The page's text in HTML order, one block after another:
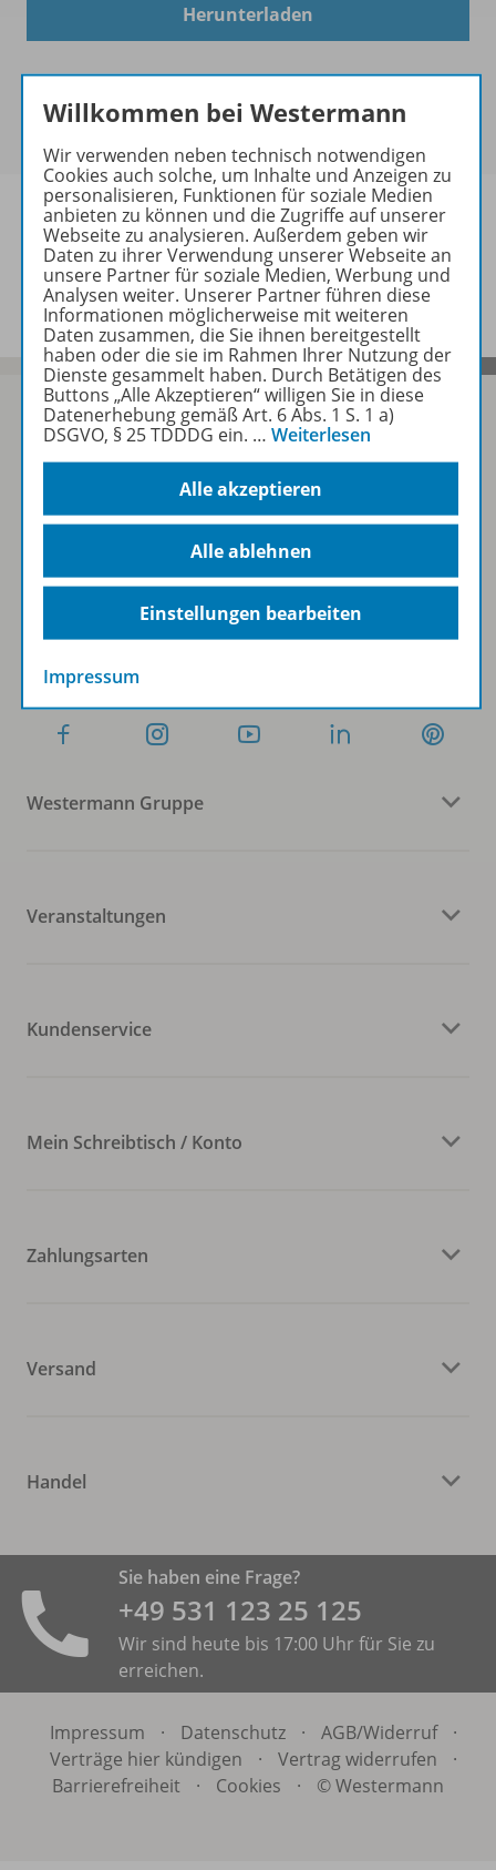
Herunterladen
Informationen
Sofort profitieren
Zum Newsletter anmelden
Folgen Sie uns auf Social Media
Westermann Gruppe
Veranstaltungen
Kundenservice
Mein Schreibtisch / Konto
Zahlungsarten
Versand
Handel
Sie haben eine Frage?
+49 531 ­123 25 125
Wir sind heute bis 17:00 Uhr für Sie zu
erreichen.
Impressum · Datenschutz · AGB/Widerruf
·
Verträge hier kündigen
· Vertrag widerrufen
·
Barrierefreiheit
· Cookies · © Westermann
Willkommen bei Westermann
Wir verwenden neben technisch notwendigen
Cookies auch solche, um Inhalte und Anzeigen zu
personalisieren, Funktionen für soziale Medien
anbieten zu können und die Zugriffe auf unserer
Webseite zu analysieren. Außerdem geben wir
Daten zu ihrer Verwendung unserer Webseite an
unsere Partner für soziale Medien, Werbung und
Analysen weiter. Unserer Partner führen diese
Informationen möglicherweise mit weiteren
Daten zusammen, die Sie ihnen bereitgestellt
haben oder die sie im Rahmen Ihrer Nutzung der
Dienste gesammelt haben. Durch Betätigen des
Buttons „Alle Akzeptieren“ willigen Sie in diese
Datenerhebung gemäß Art. 6 Abs. 1 S. 1 a)
DSGVO, § 25 TDDDG ein. … Weiterlesen
Alle akzeptieren
Alle ablehnen
Einstellungen bearbeiten
Impressum